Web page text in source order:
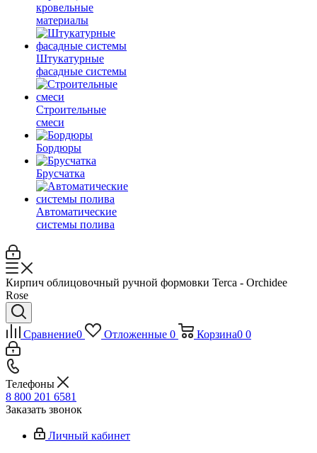
кровельные
материалы
Штукатурные
фасадные системы
Строительные
смеси
Бордюры
Брусчатка
Автоматические
системы полива
Кирпич облицовочный ручной формовки Terca - Orchidee
Rose
Сравнение0 Отложенные 0 Корзина0 0
Телефоны
8 800 201 6581
Заказать звонок
Личный кабинет